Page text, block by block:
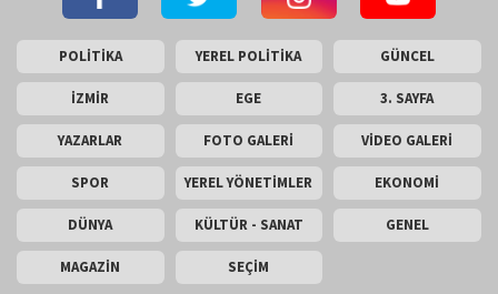
POLİTİKA YEREL POLİTİKA GÜNCEL
İZMİR EGE 3. SAYFA
YAZARLAR FOTO GALERİ VİDEO GALERİ
SPOR YEREL YÖNETİMLER EKONOMİ
DÜNYA KÜLTÜR - SANAT GENEL
MAGAZİN SEÇİM